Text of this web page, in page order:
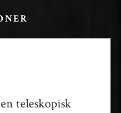
teleskopisk